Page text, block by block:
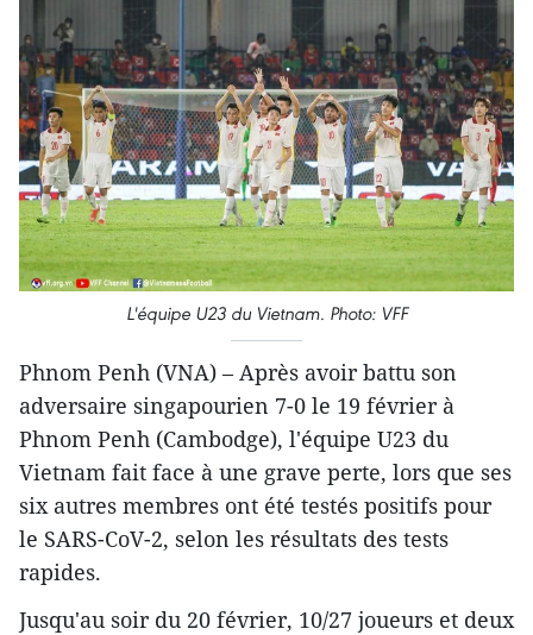
L'équipe U23 du Vietnam. Photo: VFF
Phnom Penh (VNA) – Après avoir battu son
adversaire singapourien 7-0 le 19 février à
Phnom Penh (Cambodge), l'équipe U23 du
Vietnam fait face à une grave perte, lors que ses
six autres membres ont été testés positifs pour
le SARS-CoV-2, selon les résultats des tests
rapides.
Jusqu'au soir du 20 février, 10/27 joueurs et deux